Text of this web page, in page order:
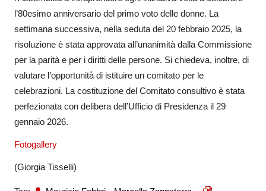
l’80esimo anniversario del primo voto delle donne. La
settimana successiva, nella seduta del 20 febbraio 2025, la
risoluzione è stata approvata all’unanimità dalla Commissione
per la parità e per i diritti delle persone. Si chiedeva, inoltre, di
valutare l’opportunità̀ di istituire un comitato per le
celebrazioni. La costituzione del Comitato consultivo è stata
perfezionata con delibera dell’Ufficio di Presidenza il 29
gennaio 2026.
Fotogallery
(Giorgia Tisselli)